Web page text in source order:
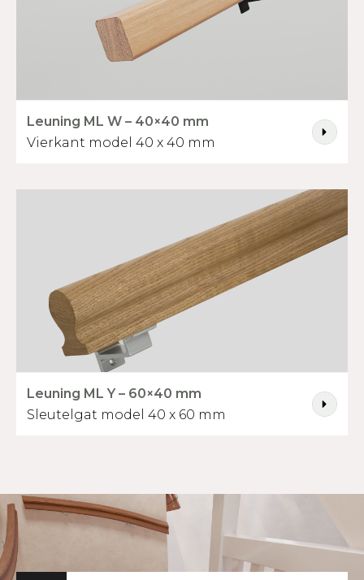
Leuning ML W – 40×40 mm
Vierkant model 40 x 40 mm
Leuning ML Y – 60×40 mm
Sleutelgat model 40 x 60 mm